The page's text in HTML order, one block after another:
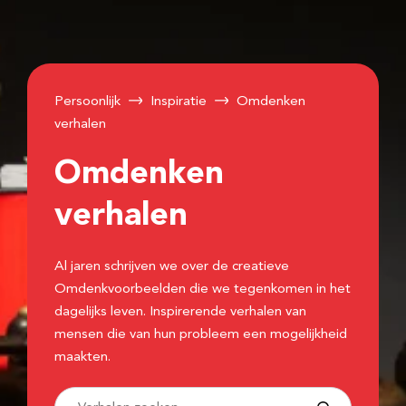
Persoonlijk Inspiratie
Omdenken
verhalen
Omdenken
verhalen
Al jaren schrijven we over de creatieve
Omdenkvoorbeelden die we tegenkomen in het
dagelijks leven. Inspirerende verhalen van
mensen die van hun probleem een mogelijkheid
maakten.